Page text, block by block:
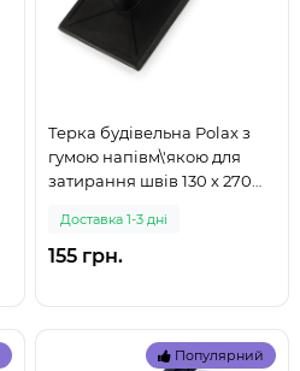
Терка будівельна Polax з
гумою напівм\'якою для
затирання швів 130 х 270
Доставка 1-3 дні
155 грн.
Популярний